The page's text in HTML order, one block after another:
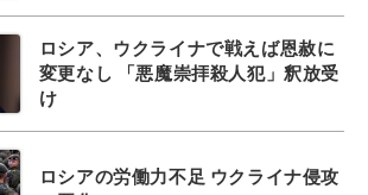
ロシア、ウクライナで戦えば恩赦に
変更なし 「悪魔崇拝殺人犯」釈放受
け
ロシアの労働力不足 ウクライナ侵攻